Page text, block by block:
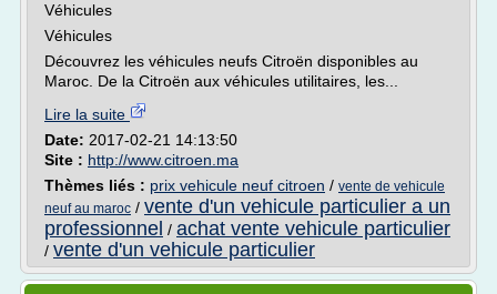
Véhicules
Véhicules
Découvrez les véhicules neufs Citroën disponibles au
Maroc. De la Citroën aux véhicules utilitaires, les...
Lire la suite
Date: 2017-02-21 14:13:50
Site : http://www.citroen.ma
Thèmes liés : prix vehicule neuf citroen / vente de vehicule
neuf au maroc / vente d'un vehicule particulier a un
professionnel / achat vente vehicule particulier
/ vente d'un vehicule particulier